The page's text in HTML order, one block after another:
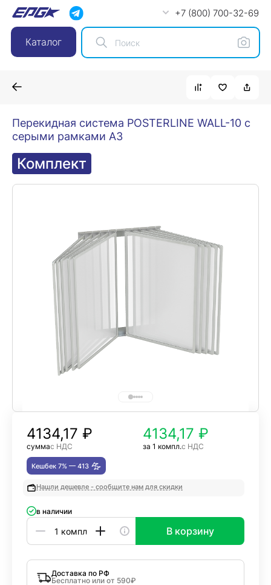
+7 (800) 700-32-69
Каталог
Перекидная система POSTERLINE WALL-10 с
серыми рамками А3
Комплект
4134,17 ₽
суммас НДС
4134,17 ₽
за 1 компл.с НДС
Кешбек 7% — 413
Нашли дешевле - сообщите нам для скидки
в наличии
В корзину
Доставка по РФ
Бесплатно или от 590₽